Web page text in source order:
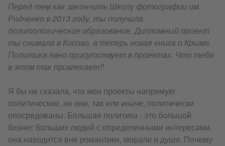
Перед тем как закончить Школу фотографии им.
Родченко в 2013 году, ты получила
политологическое образование. Дипломный проект
ты снимала в Косово, а теперь новая книга о Крыме.
Политика явно присутствует в проектах. Что тебя
в этом так привлекает?
Я бы не сказала, что мои проекты напрямую
политические, но они, так или иначе, политически
опосредованы. Большая политика - это большой
бизнес больших людей с определенными интересами,
она находится вне романтики, морали и души. Почему